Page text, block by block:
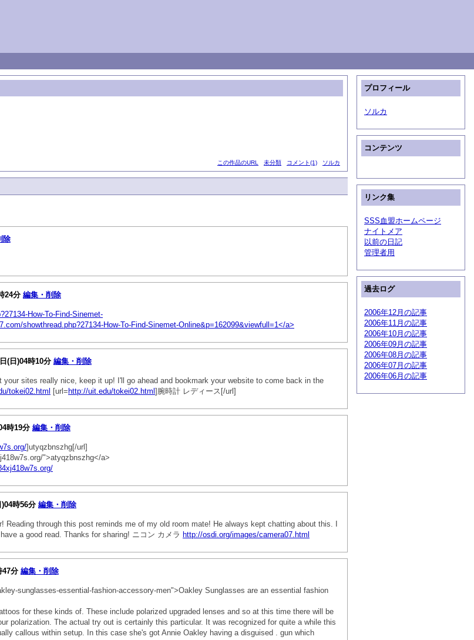
この作品のURL 未分類 コメント(1) ソルカ
除
24分 編集・削除
How-To-Find-Sinemet-
showthread.php?27134-How-To-Find-Sinemet-Online&p=162099&viewfull=1</a>
(日)04時10分 編集・削除
your sites really nice, keep it up! I'll go ahead and bookmark your website to come back in the
tokei02.html [url= http://uit.edu/tokei02.html ]腕時計 レディース[/url]
時19分 編集・削除
]utyqzbnszhg[/url]
">atyqzbnszhg</a>
)04時56分編集・削除
Reading through this post reminds me of my old room mate! He always kept chatting about this. I
a good read. Thanks for sharing! ニコン カメラ http://osdi.org/images/camera07.html
47分 編集・削除
sunglasses-essential-fashion-accessory-men">Oakley Sunglasses are an essential fashion
for these kinds of. These include polarized upgraded lenses and so at this time there will be
polarization. The actual try out is certainly this particular. It was recognized for quite a while this
callous within setup. In this case she's got Annie Oakley having a disguised . gun which
プロフィール
ソルカ
コンテンツ
リンク集
SSS血盟ホームページ
ナイトメア
以前の日記
管理者用
過去ログ
2006年12月の記事
2006年11月の記事
2006年10月の記事
2006年09月の記事
2006年08月の記事
2006年07月の記事
2006年06月の記事